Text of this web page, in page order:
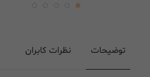
توضیحات نظرات کابران